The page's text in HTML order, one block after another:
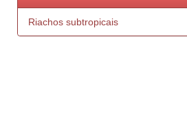
Riachos subtropicais